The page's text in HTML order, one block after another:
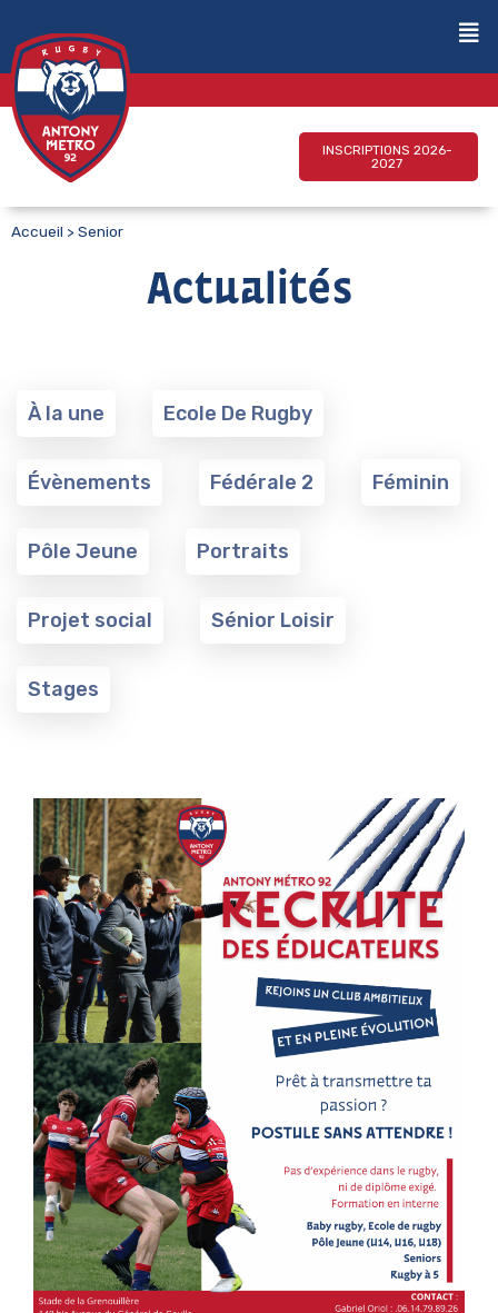
INSCRIPTIONS 2026-
2027
Accueil >Senior
Actualités
À la une Ecole De Rugby
Évènements Fédérale 2 Féminin
Pôle Jeune Portraits
Projet social Sénior Loisir
Stages